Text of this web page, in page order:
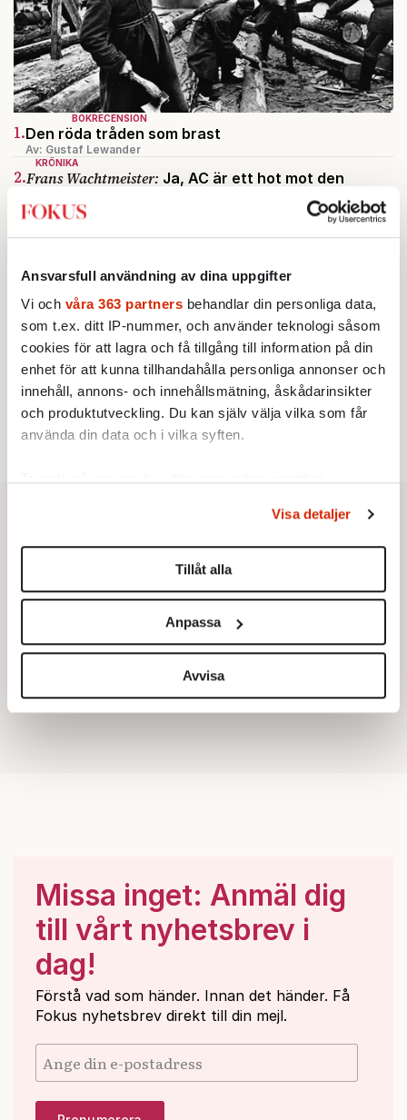
Ansvarsfull användning av dina uppgifter
Vi och våra 363 partners behandlar din personliga data,
som t.ex. ditt IP-nummer, och använder teknologi såsom
cookies för att lagra och få tillgång till information på din
enhet för att kunna tillhandahålla personliga annonser och
innehåll, annons- och innehållsmätning, åskådarinsikter
och produktutveckling. Du kan själv välja vilka som får
använda din data och i vilka syften.
Du kan ändra eller dra tillbaka ditt samtycke när som
helst från cookie-förklaringen.
Vi använder enhetsidentifierare för att anpassa innehållet
för sociala medier och analysera vår trafik. Vi
vidarebefordrar även sådana identifierare och annan
information från din enhet till de sociala medier och
annons- och analysföretag som vi samarbetar med.
Dessa kan i sin tur kombinera informationen med annan
Visa detaljer
Tillåt alla
Anpassa
Avvisa
BOKRECENSION
1.Den röda tråden som brast
Av: Gustaf Lewander
KRÖNIKA
2.Frans Wachtmeister: Ja, AC är ett hot mot den
KRÖNIKA
På ”Kommunisthögskolan” drömde
4.Bitte Assarmo:Sagan om den lågbegåvade
ursprungsbefolkningen i Filipstad
5.Vattenbristen är här – men var femte liter läcker
ut
Av: Susanne Gäre
KRÖNIKA
6.Sakine Madon:Efter islamistdådet oroar sig
vänstern för Agnes Wold
Missa inget: Anmäl dig
till vårt nyhetsbrev i
dag!
Förstå vad som händer. Innan det händer. Få
Fokus nyhetsbrev direkt till din mejl.